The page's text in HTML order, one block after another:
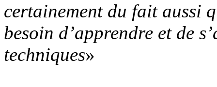
certainement du fait aussi
besoin d’apprendre et de
techniques»